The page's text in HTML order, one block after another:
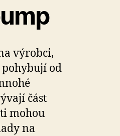
výrobci,
pohybují od
část
mohou
na